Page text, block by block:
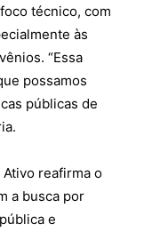
técnico, com
às
“Essa
possamos
públicas de
reafirma o
a busca por
e